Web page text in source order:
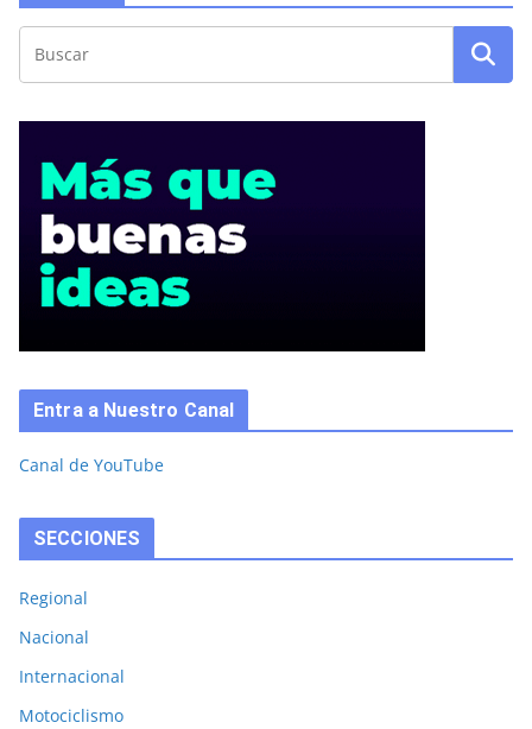
Entra a Nuestro Canal
Canal de YouTube
SECCIONES
Regional
Nacional
Internacional
Motociclismo